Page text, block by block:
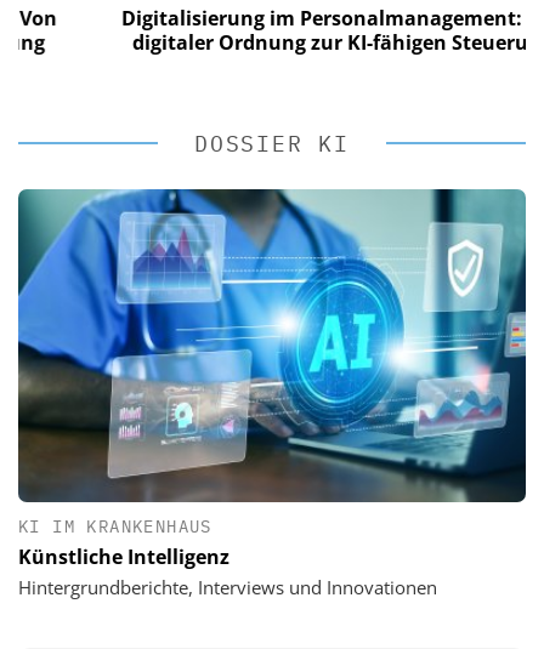
Digitalisierung im Personalmanagement: Von
digitaler Ordnung zur KI-fähigen Steuerung
DOSSIER KI
KI IM KRANKENHAUS
Künstliche Intelligenz
Hintergrundberichte, Interviews und Innovationen